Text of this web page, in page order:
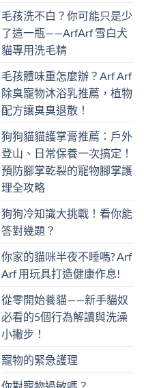
毛孩洗不白？你可能只是少
了這一瓶——ArfArf 雪白犬
貓專用洗毛精
毛孩體味重怎麼辦？Arf Arf
除臭寵物沐浴乳推薦，植物
配方讓臭臭退散！
狗狗貓貓護掌膏推薦：戶外
登山、日常保養一次搞定！
預防腳掌乾裂的寵物腳掌護
理全攻略
狗狗冷知識大挑戰！看你能
答對幾題？
你家的貓咪半夜不睡嗎? Arf
Arf 用玩具打造健康作息!
從零開始養貓——新手貓奴
必看的5個行為解讀與洗澡
小撇步！
寵物的緊急護理